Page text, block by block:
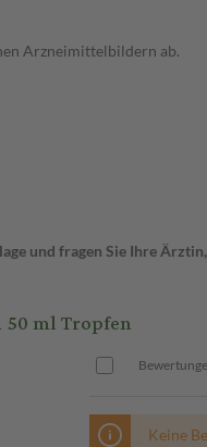
Arzneimittelbildern ab.
und fragen Sie Ihre
ml Tropfen
Keine